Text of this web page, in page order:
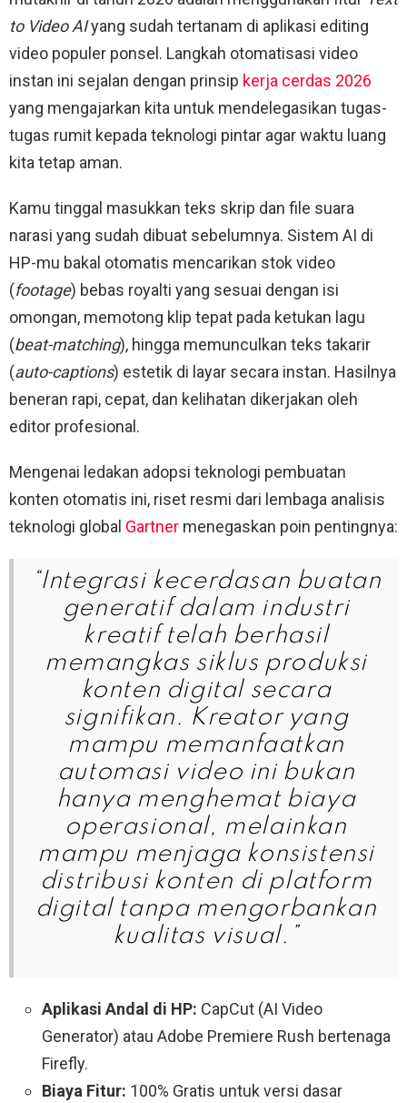
to Video AIyang sudah tertanam di aplikasi editing
video populer ponsel. Langkah otomatisasi video
instan ini sejalan dengan prinsip kerja cerdas 2026
yang mengajarkan kita untuk mendelegasikan tugas-
tugas rumit kepada teknologi pintar agar waktu luang
kita tetap aman.
Kamu tinggal masukkan teks skrip dan file suara
narasi yang sudah dibuat sebelumnya. Sistem AI di
HP-mu bakal otomatis mencarikan stok video
(footage) bebas royalti yang sesuai dengan isi
omongan, memotong klip tepat pada ketukan lagu
(beat-matching), hingga memunculkan teks takarir
(auto-captions) estetik di layar secara instan. Hasilnya
beneran rapi, cepat, dan kelihatan dikerjakan oleh
editor profesional.
Mengenai ledakan adopsi teknologi pembuatan
konten otomatis ini, riset resmi dari lembaga analisis
teknologi global Gartner menegaskan poin pentingnya:
“Integrasi kecerdasan buatan
generatif dalam industri
kreatif telah berhasil
memangkas siklus produksi
konten digital secara
signifikan. Kreator yang
mampu memanfaatkan
automasi video ini bukan
hanya menghemat biaya
operasional, melainkan
mampu menjaga konsistensi
distribusi konten di platform
digital tanpa mengorbankan
kualitas visual.”
Aplikasi Andal di HP: CapCut (AI Video
Generator) atau Adobe Premiere Rush bertenaga
Firefly.
Biaya Fitur: 100% Gratis untuk versi dasar